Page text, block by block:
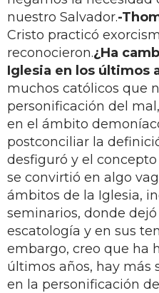
nuestro Salvador.-
Cristo practicó
reconocieron.¿Ha
Iglesia en los últimos
muchos católicos que
personificación del
en el ámbito
postconciliar la
desfiguró y el
se convirtió en algo
ámbitos de la Iglesia,
seminarios, donde
escatología y en sus
embargo, creo que ha
últimos años, hay más
en la personificación